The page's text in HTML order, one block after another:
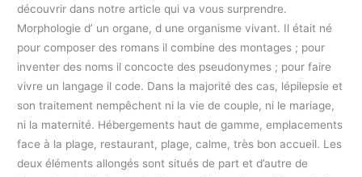
découvrir dans notre article qui va vous surprendre.
Morphologie d’ un organe, d une organisme vivant. Il était né
pour composer des romans il combine des montages ; pour
inventer des noms il concocte des pseudonymes ; pour faire
vivre un langage il code. Dans la majorité des cas, lépilepsie et
son traitement nempêchent ni la vie de couple, ni le mariage,
ni la maternité. Hébergements haut de gamme, emplacements
face à la plage, restaurant, plage, calme, très bon accueil. Les
deux éléments allongés sont situés de part et d’autre de